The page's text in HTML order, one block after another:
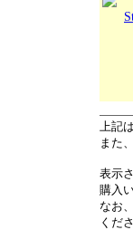
上記
また
表示
購入
なお
くだ